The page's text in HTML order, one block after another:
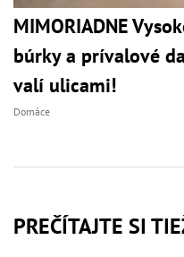
MIMORIADNE
búrky a prívalové
valí ulicami!
Domáce
PREČÍTAJTE SI